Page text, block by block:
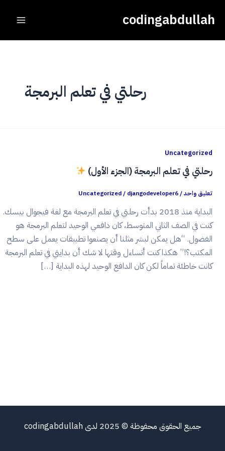
codingabdullah
رحلتي في تعلم البرمجة
Uncategorized
رحلتي في تعلم البرمجة (الجزء الأول)
تعليق واحد/
Uncategorized/ djangodeveloper6
البداية منذ 2018 بدأت رحلتي في تعلم البرمجة مع لغة فيجوال بيسك.
كنت في الصف الثاني المتوسط، كان دافعي الوحيد لتعلم البرمجة هو
الفضول. “هل يمكن لبشر مثلنا أن يصنعوا تطبيقات يعمل على سطح
المكتب؟!” هكذا كنت أتساءل وقتها لا شك أن بدايتي في تعلم البرمجة
كانت خاطئة تماماً لكن كان الدافع الوحيد لهذه البداية […]
جميع الحقوق محفوظة © 2025 لدى codingabdullah